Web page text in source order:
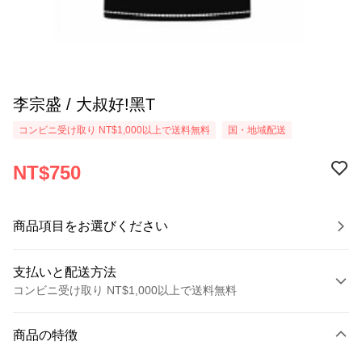
李宗盛 / 大叔好!黑T
コンビニ受け取り NT$1,000以上で送料無料 国・地域配送
NT$750
商品項目をお選びください
支払いと配送方法
コンビニ受け取り NT$1,000以上で送料無料
クレジットカード1回払い
商品の特徴